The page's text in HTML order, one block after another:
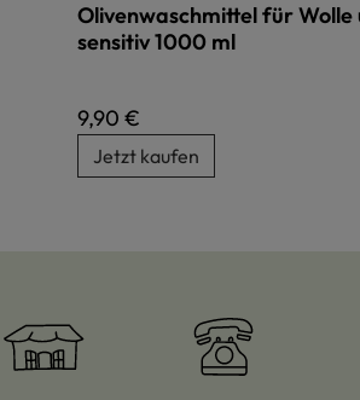
Olivenwaschmittel für Wolle
sensitiv 1000 ml
Regulärer Preis:
9,90 €
Jetzt kaufen